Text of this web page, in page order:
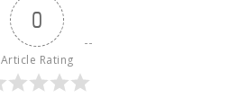
0
Article Rating